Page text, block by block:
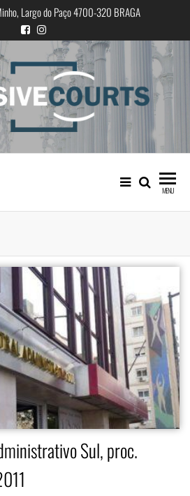
Largo do Paço 4700-320 BRAGA
Igualdade e diferença cultural na
prática judicial portuguesa
MENU
Sul, proc.